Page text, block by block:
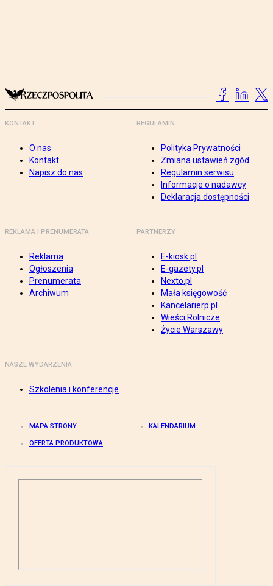
KONTAKT
O nas
Kontakt
Napisz do nas
REGULAMIN
Polityka Prywatności
Zmiana ustawień zgód
Regulamin serwisu
Informacje o nadawcy
Deklaracja dostępności
REKLAMA I PRENUMERATA
Reklama
Ogłoszenia
Prenumerata
Archiwum
PARTNERZY
E-kiosk.pl
E-gazety.pl
Nexto.pl
Mała księgowość
Kancelarierp.pl
Wieści Rolnicze
Życie Warszawy
NASZE WYDARZENIA
Szkolenia i konferencje
MAPA STRONY KALENDARIUM
OFERTA PRODUKTOWA